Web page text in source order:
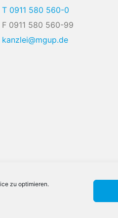
zu optimieren.
T 0911 580 560-0
F 0911 580 560-99
kanzlei@mgup.de